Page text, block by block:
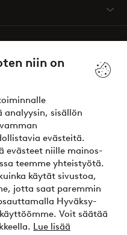
niin on
sisällön
evästeitä.
evästeet niille mainos-
teemme yhteistyötä.
käytät sivustoa,
jotta saat paremmin
Hyväksy-
Voit säätää
Lue lisää
nyt tai erissä
?